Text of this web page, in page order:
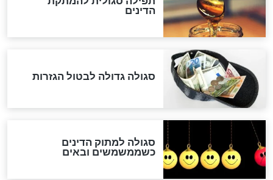
שורדת השואה שחוגגת 100:
"מודה לקב"ה על כל השנים"
לכל המאמרים
אחרית הימים